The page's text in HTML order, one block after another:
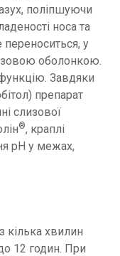
поліпшуючи
носа та
у
оболонкою.
Завдяки
препарат
слизової
®, краплі
рН у межах,
кілька хвилин
12 годин. При